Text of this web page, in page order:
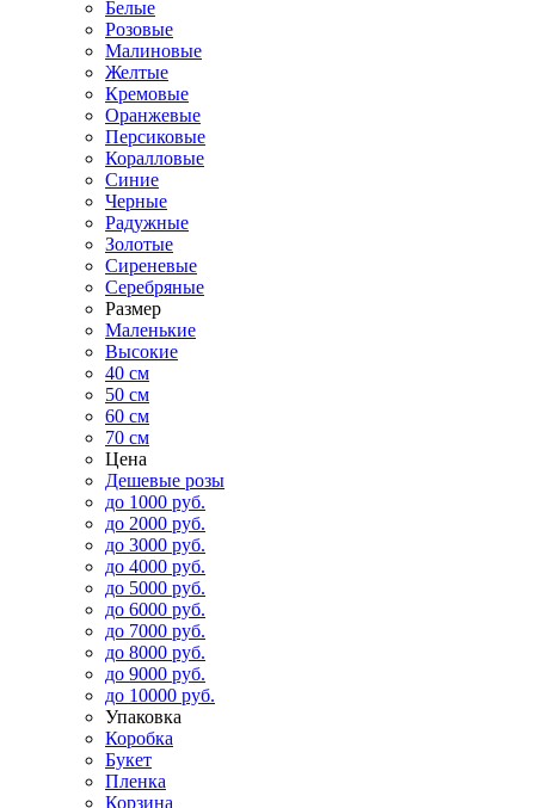
Белые
Розовые
Малиновые
Желтые
Кремовые
Оранжевые
Персиковые
Коралловые
Синие
Черные
Радужные
Золотые
Сиреневые
Серебряные
Размер
Маленькие
Высокие
40 см
50 см
60 см
70 см
Цена
Дешевые розы
до 1000 руб.
до 2000 руб.
до 3000 руб.
до 4000 руб.
до 5000 руб.
до 6000 руб.
до 7000 руб.
до 8000 руб.
до 9000 руб.
до 10000 руб.
Упаковка
Коробка
Букет
Пленка
Корзина